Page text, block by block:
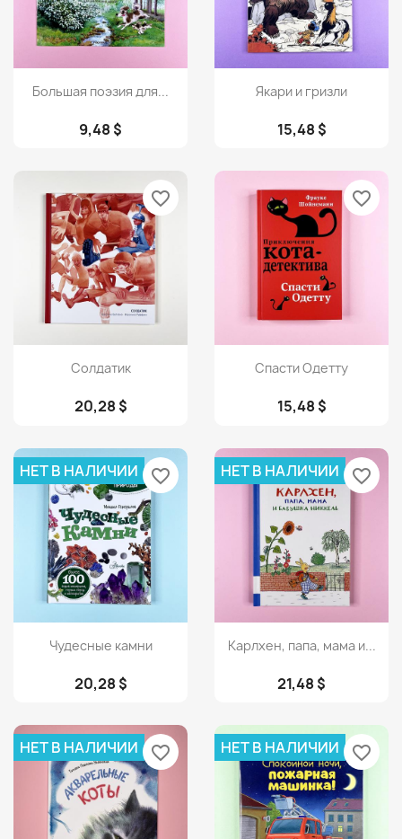
Просмотр
Большая поэзия для...
9,48 $
Просмотр
Якари и гризли
15,48 $
Просмотр
Солдатик
20,28 $
favorite_border
Просмотр
Спасти Одетту
15,48 $
favorite_border
Просмотр
Чудесные камни
20,28 $
НЕТ В НАЛИЧИИ favorite_border
Просмотр
Карлхен, папа, мама и...
21,48 $
НЕТ В НАЛИЧИИ favorite_border
НЕТ В НАЛИЧИИ favorite_border НЕТ В НАЛИЧИИ favorite_border